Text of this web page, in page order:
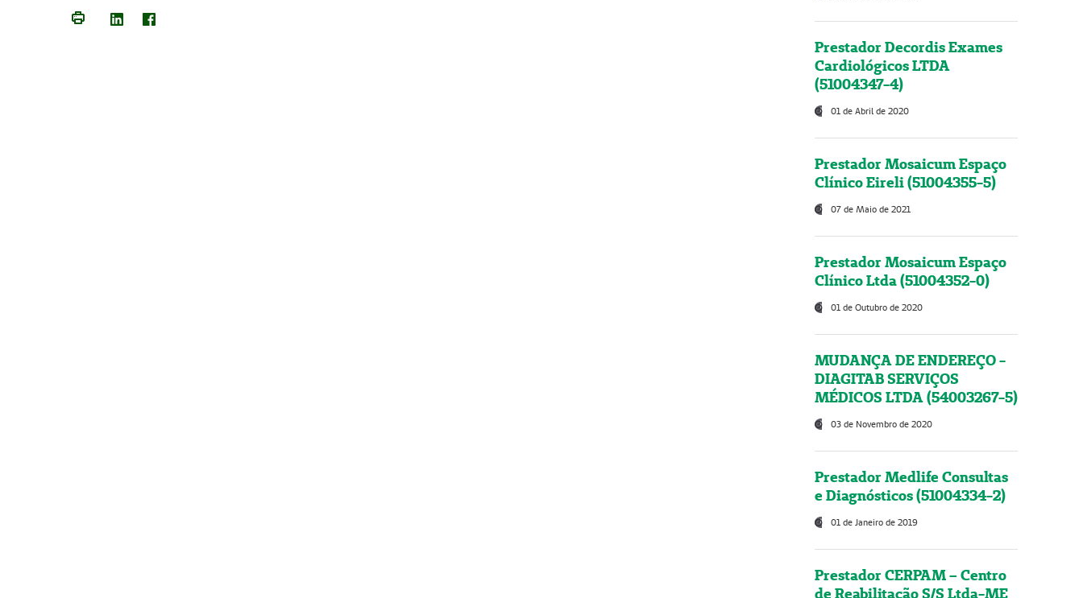
Prestador Decordis Exames
Cardiológicos LTDA
(51004347-4)
01 de Abril de 2020
Prestador Mosaicum Espaço
Clínico Eireli (51004355-5)
07 de Maio de 2021
Prestador Mosaicum Espaço
Clínico Ltda (51004352-0)
01 de Outubro de 2020
MUDANÇA DE ENDEREÇO -
DIAGITAB SERVIÇOS
MÉDICOS LTDA (54003267-5)
03 de Novembro de 2020
Prestador Medlife Consultas
e Diagnósticos (51004334-2)
01 de Janeiro de 2019
Prestador CERPAM – Centro
de Reabilitação S/S Ltda-ME